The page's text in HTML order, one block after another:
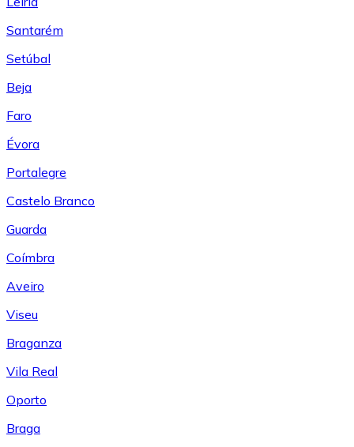
Santarém
Setúbal
Beja
Faro
Évora
Portalegre
Castelo Branco
Guarda
Coímbra
Aveiro
Viseu
Braganza
Vila Real
Oporto
Braga